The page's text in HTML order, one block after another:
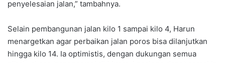
penyelesaian jalan,” tambahnya.
Selain pembangunan jalan kilo 1 sampai kilo 4, Harun
menargetkan agar perbaikan jalan poros bisa dilanjutkan
hingga kilo 14. Ia optimistis, dengan dukungan semua